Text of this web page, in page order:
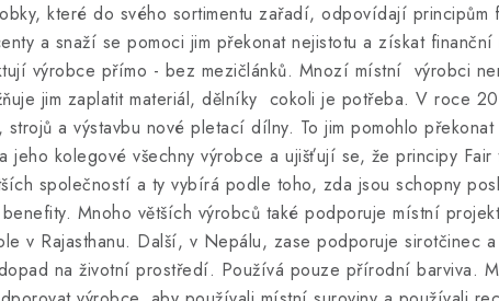
které do svého sortimentu zařadí, odpovídají principům
a snaží se pomoci jim překonat nejistotu a získat
výrobce přímo - bez mezičlánků. Mnozí místní výrobci
jim zaplatit materiál, dělníky cokoli je potřeba. V roce
a výstavbu nové pletací dílny. To jim pomohlo
jeho kolegové všechny výrobce a ujišťují se, že principy
společností a ty vybírá podle toho, zda jsou schopny
Mnoho větších výrobců také podporuje místní
v Rajasthanu. Další, v Nepálu, zase podporuje sirotčinec
na životní prostředí. Používá pouze přírodní barviva.